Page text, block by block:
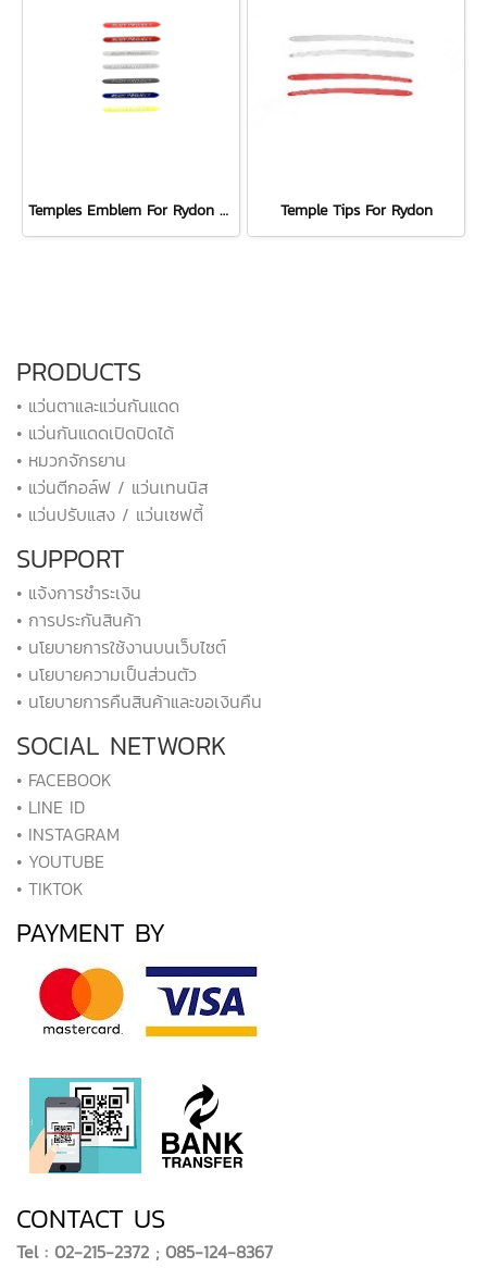
Temples Emblem For Rydon / Rydon New / Rydon Slim Temple Tips For Rydon
PRODUCTS
• แว่นตาและแว่นกันแดด
• แว่นกันแดดเปิดปิดได้
• หมวกจักรยาน
• แว่นตีกอล์ฟ / แว่นเทนนิส
• แว่นปรับแสง / แว่นเซฟตี้
SUPPORT
• แจ้งการชำระเงิน
• การประกันสินค้า
• นโยบายการใช้งานบนเว็บไซต์
• นโยบายความเป็นส่วนตัว
• นโยบายการคืนสินค้าและขอเงินคืน
SOCIAL NETWORK
• FACEBOOK
• LINE ID
• INSTAGRAM
• YOUTUBE
• TIKTOK
PAYMENT BY
CONTACT US
Tel : 02-215-2372 ; 085-124-8367